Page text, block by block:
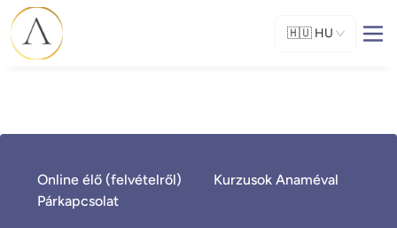
🇭🇺 HU
Online élő (felvételről)
Kurzusok Anaméval
Párkapcsolat